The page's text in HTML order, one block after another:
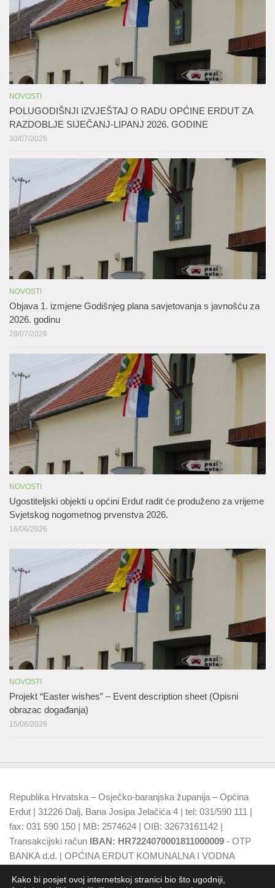
NOVOSTI
POLUGODIŠNJI IZVJEŠTAJ O RADU OPĆINE ERDUT ZA
RAZDOBLJE SIJEČANJ-LIPANJ 2026. GODINE
30/07/2026
NOVOSTI
Objava 1. izmjene Godišnjeg plana savjetovanja s javnošću za
2026. godinu
28/07/2026
NOVOSTI
Ugostiteljski objekti u općini Erdut radit će produženo za vrijeme
Svjetskog nogometnog prvenstva 2026.
16/06/2026
NOVOSTI
Projekt “Easter wishes” – Event description sheet (Opisni
obrazac događanja)
15/06/2026
Republika Hrvatska – Osječko-baranjska županija – Općina
Erdut | 31226 Dalj, Bana Josipa Jelačića 4 | tel: 031/590 111 |
fax: 031 590 150 | MB: 2574624 | OIB: 32673161142 |
Transakcijski račun IBAN: HR7224070001811000009 - OTP
BANKA d.d. | OPĆINA ERDUT KOMUNALNA I VODNA
d.d.
Kako bi posjet ovoj internetskoj stranici bio što ugodniji,